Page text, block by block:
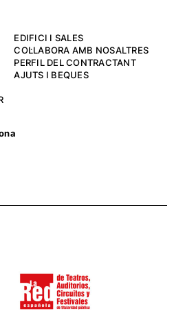
EDIFICI I SALES
COL·LABORA AMB NOSALTRES
PERFIL DEL CONTRACTANT
AJUTS I BEQUES